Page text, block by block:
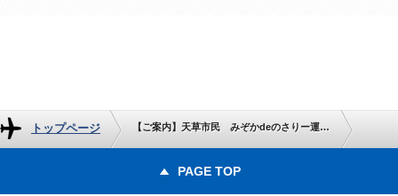
トップページ 【ご案内】天草市民 みぞかdeのさりー運賃の設定販売について
PAGE TOP